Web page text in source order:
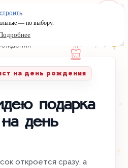
на день рождения
подарка
день
откроется сразу, а
— по выбору.